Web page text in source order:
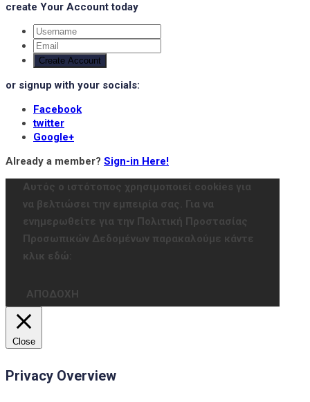
create Your Account today
Create Account
or signup with your socials:
Facebook
twitter
Google+
Already a member? Sign-in Here!
Αυτός ο ιστότοπος χρησιμοποιεί cookies για
να βελτιώσει την εμπειρία σας. Για να
ενημερωθείτε για την Πολιτική Προστασίας
Προσωπικών Δεδομένων παρακαλούμε κάντε
κλικ εδώ:
ΑΠΟΔΟΧΗ
Close
Privacy Overview